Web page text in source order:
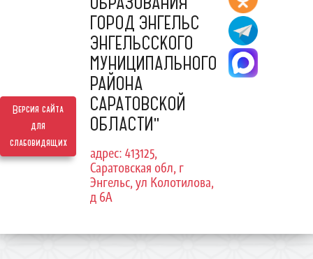
Версия сайта
для
слабовидящих
ГОРОД ЭНГЕЛЬС
ЭНГЕЛЬССКОГО
МУНИЦИПАЛЬНОГО
РАЙОНА
САРАТОВСКОЙ
ОБЛАСТИ"
адрес: 413125,
Саратовская обл, г
Энгельс, ул Колотилова,
д 6А